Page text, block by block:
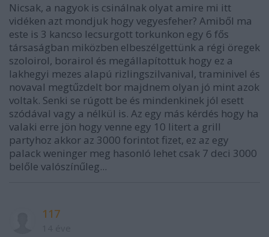
Nicsak, a nagyok is csinálnak olyat amire mi itt
vidéken azt mondjuk hogy vegyesfeher? Amiből ma
este is 3 kancso lecsurgott torkunkon egy 6 fős
társaságban miközben elbeszélgettünk a régi öregek
szoloirol, borairol és megállapítottuk hogy ez a
lakhegyi mezes alapú rizlingszilvanival, traminivel és
novaval megtűzdelt bor majdnem olyan jó mint azok
voltak. Senki se rúgott be és mindenkinek jól esett
szódával vagy a nélkül is. Az egy más kérdés hogy ha
valaki erre jön hogy venne egy 10 litert a grill
partyhoz akkor az 3000 forintot fizet, ez az egy
palack weninger meg hasonló lehet csak 7 deci 3000
belőle valószínűleg...
117